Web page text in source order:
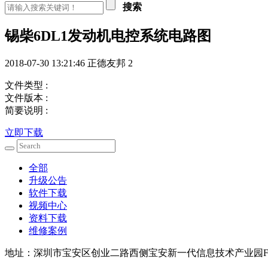
搜索
锡柴6DL1发动机电控系统电路图
2018-07-30 13:21:46 正德友邦 2
文件类型 :
文件版本 :
简要说明 :
立即下载
全部
升级公告
软件下载
视频中心
资料下载
维修案例
地址：深圳市宝安区创业二路西侧宝安新一代信息技术产业园